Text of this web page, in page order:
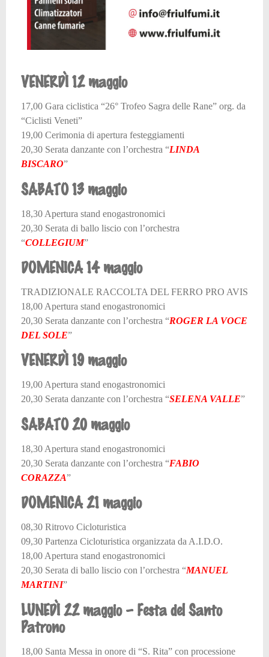
VENERDÌ 12 maggio
17,00 Gara ciclistica “26° Trofeo Sagra delle Rane” org. da
“Ciclisti Veneti”
19,00 Cerimonia di apertura festeggiamenti
20,30 Serata danzante con l’orchestra “LINDA
BISCARO”
SABATO 13 maggio
18,30 Apertura stand enogastronomici
20,30 Serata di ballo liscio con l’orchestra
“COLLEGIUM”
DOMENICA 14 maggio
TRADIZIONALE RACCOLTA DEL FERRO PRO AVIS
18,00 Apertura stand enogastronomici
20,30 Serata danzante con l’orchestra “ROGER LA VOCE
DEL SOLE”
VENERDÌ 19 maggio
19,00 Apertura stand enogastronomici
20,30 Serata danzante con l’orchestra “SELENA VALLE”
SABATO 20 maggio
18,30 Apertura stand enogastronomici
20,30 Serata danzante con l’orchestra “FABIO
CORAZZA”
DOMENICA 21 maggio
08,30 Ritrovo Cicloturistica
09,30 Partenza Cicloturistica organizzata da A.I.D.O.
18,00 Apertura stand enogastronomici
20,30 Serata di ballo liscio con l’orchestra “MANUEL
MARTINI”
LUNEDÌ 22 maggio – Festa del Santo
Patrono
18,00 Santa Messa in onore di “S. Rita” con processione